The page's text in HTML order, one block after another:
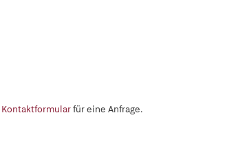
Kontaktformularfür eine Anfrage.